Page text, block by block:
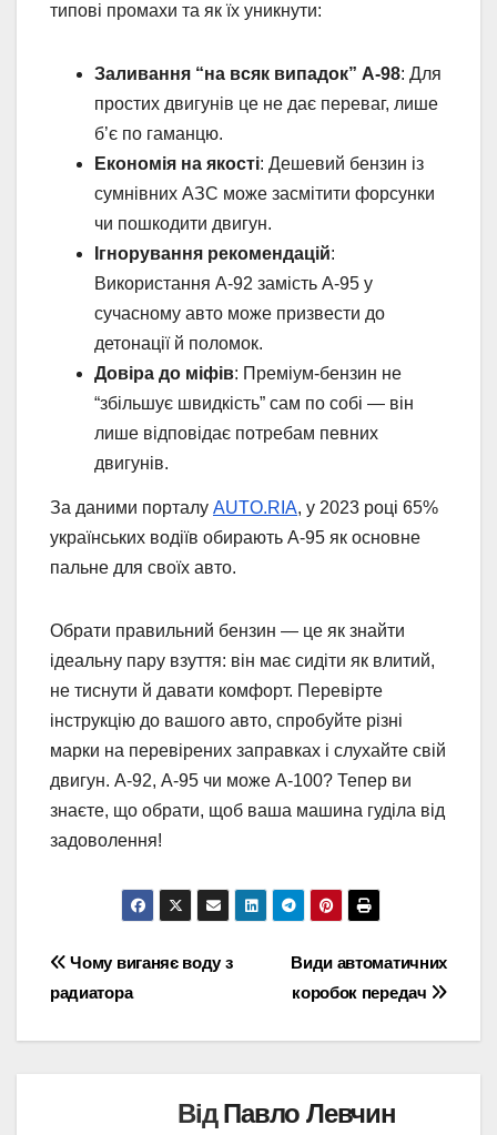
типові промахи та як їх уникнути:
Заливання “на всяк випадок” А-98: Для
простих двигунів це не дає переваг, лише
б’є по гаманцю.
Економія на якості: Дешевий бензин із
сумнівних АЗС може засмітити форсунки
чи пошкодити двигун.
Ігнорування рекомендацій:
Використання А-92 замість А-95 у
сучасному авто може призвести до
детонації й поломок.
Довіра до міфів: Преміум-бензин не
“збільшує швидкість” сам по собі — він
лише відповідає потребам певних
двигунів.
За даними порталу AUTO.RIA, у 2023 році 65%
українських водіїв обирають А-95 як основне
пальне для своїх авто.
Обрати правильний бензин — це як знайти
ідеальну пару взуття: він має сидіти як влитий,
не тиснути й давати комфорт. Перевірте
інструкцію до вашого авто, спробуйте різні
марки на перевірених заправках і слухайте свій
двигун. А-92, А-95 чи може А-100? Тепер ви
знаєте, що обрати, щоб ваша машина гуділа від
задоволення!
Навігація
записів
Види автоматичних
коробок передач
Чому виганяє воду з
радиатора
ВідПавло Левчин